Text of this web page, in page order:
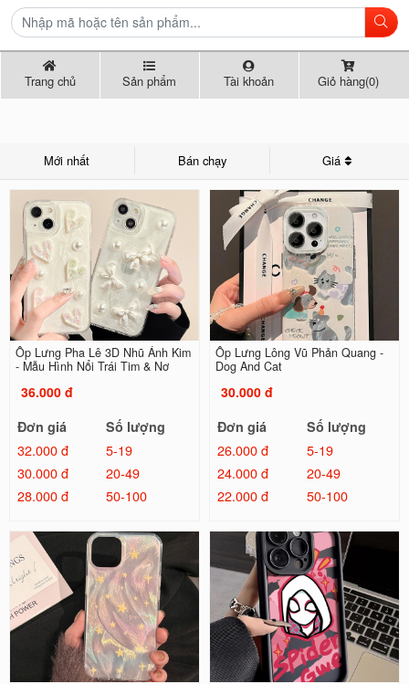
Trang chủ Sản phẩm Tài khoản Giỏ hàng(0)
Mới nhất Bán chạy Giá
Ốp Lưng Pha Lê 3D Nhũ Ánh Kim
- Mẫu Hình Nổi Trái Tim & Nơ
36.000 đ
Đơn giá
Số lượng
32.000 đ
5-19
30.000 đ
20-49
28.000 đ
50-100
Ốp Lưng Lông Vũ Phản Quang -
Dog And Cat
30.000 đ
Đơn giá
Số lượng
26.000 đ
5-19
24.000 đ
20-49
22.000 đ
50-100